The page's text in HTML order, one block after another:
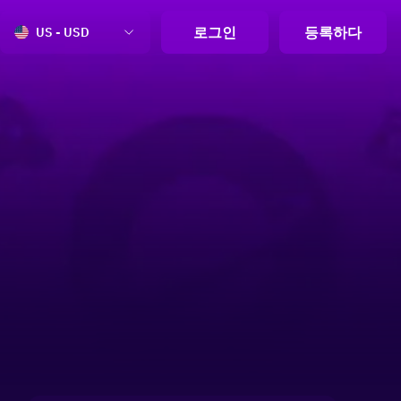
US - USD 로그인 등록하다